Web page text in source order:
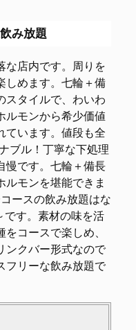
み放題
店内です。周りを
しめます。七輪＋備
スタイルで、わいわ
ルモンから希少価値
ています。値段も全
ブル！丁寧な下処理
慢です。七輪＋備長
ルモンを堪能できま
ースの飲み放題はな
です。素材の味を活
コースで楽しめ、
ンクバー形式なので
フリーな飲み放題で